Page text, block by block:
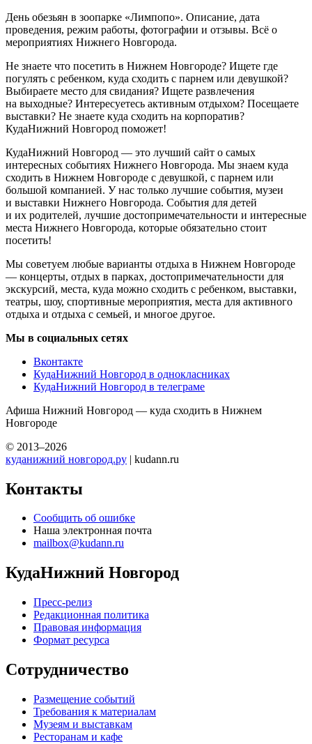
День обезьян в зоопарке «Лимпопо». Описание, дата
проведения, режим работы, фотографии и отзывы. Всё о
мероприятиях Нижнего Новгорода.
Не знаете что посетить в Нижнем Новгороде? Ищете где
погулять с ребенком, куда сходить с парнем или девушкой?
Выбираете место для свидания? Ищете развлечения
на выходные? Интересуетесь активным отдыхом? Посещаете
выставки? Не знаете куда сходить на корпоратив?
КудаНижний Новгород поможет!
КудаНижний Новгород — это лучший сайт о самых
интересных событиях Нижнего Новгорода. Мы знаем куда
сходить в Нижнем Новгороде с девушкой, с парнем или
большой компанией. У нас только лучшие события, музеи
и выставки Нижнего Новгорода. События для детей
и их родителей, лучшие достопримечательности и интересные
места Нижнего Новгорода, которые обязательно стоит
посетить!
Мы советуем любые варианты отдыха в Нижнем Новгороде
— концерты, отдых в парках, достопримечательности для
экскурсий, места, куда можно сходить с ребенком, выставки,
театры, шоу, спортивные мероприятия, места для активного
отдыха и отдыха с семьей, и многое другое.
Мы в социальных сетях
Вконтакте
КудаНижний Новгород в однокласниках
КудаНижний Новгород в телеграме
Афиша Нижний Новгород — куда сходить в Нижнем
Новгороде
© 2013–2026
куданижний новгород.ру | kudann.ru
Контакты
Сообщить об ошибке
Наша электронная почта
mailbox@kudann.ru
КудаНижний Новгород
Пресс-релиз
Редакционная политика
Правовая информация
Формат ресурса
Сотрудничество
Размещение событий
Требования к материалам
Музеям и выставкам
Ресторанам и кафе